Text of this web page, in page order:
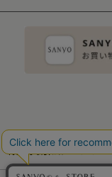
特定商取引法について